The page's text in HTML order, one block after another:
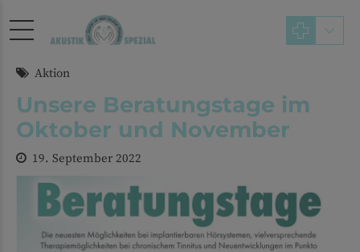
Aktion
Unsere Beratungstage im
Oktober und November
19. September 2022